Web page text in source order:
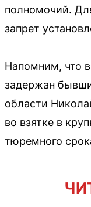
полномочий.
запрет
Напомним, что
задержан
области
во взятке в
тюремного